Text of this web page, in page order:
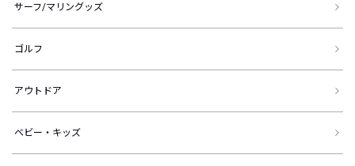
サーフ/マリングッズ
ゴルフ
アウトドア
ベビー・キッズ